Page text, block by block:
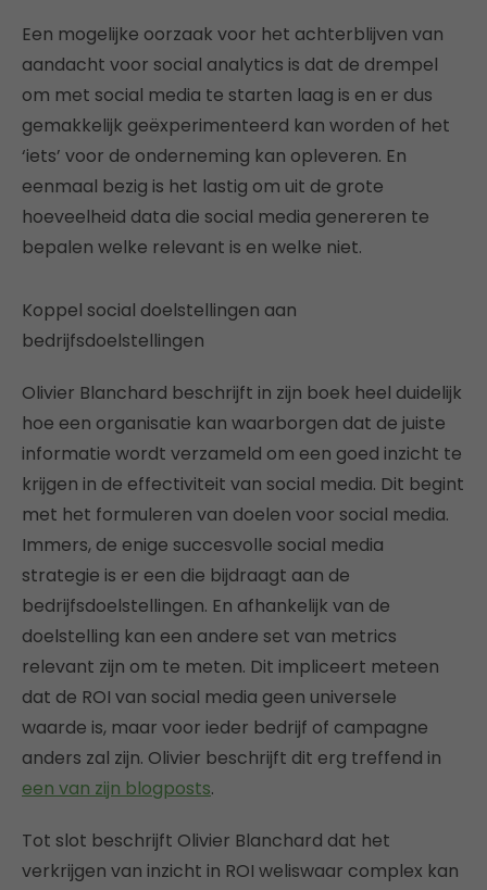
Een mogelijke oorzaak voor het achterblijven van
aandacht voor social analytics is dat de drempel
om met social media te starten laag is en er dus
gemakkelijk geëxperimenteerd kan worden of het
‘iets’ voor de onderneming kan opleveren. En
eenmaal bezig is het lastig om uit de grote
hoeveelheid data die social media genereren te
bepalen welke relevant is en welke niet.
Koppel social doelstellingen aan
bedrijfsdoelstellingen
Olivier Blanchard beschrijft in zijn boek heel duidelijk
hoe een organisatie kan waarborgen dat de juiste
informatie wordt verzameld om een goed inzicht te
krijgen in de effectiviteit van social media. Dit begint
met het formuleren van doelen voor social media.
Immers, de enige succesvolle social media
strategie is er een die bijdraagt aan de
bedrijfsdoelstellingen. En afhankelijk van de
doelstelling kan een andere set van metrics
relevant zijn om te meten. Dit impliceert meteen
dat de ROI van social media geen universele
waarde is, maar voor ieder bedrijf of campagne
anders zal zijn. Olivier beschrijft dit erg treffend in
een van zijn blogposts.
Tot slot beschrijft Olivier Blanchard dat het
verkrijgen van inzicht in ROI weliswaar complex kan